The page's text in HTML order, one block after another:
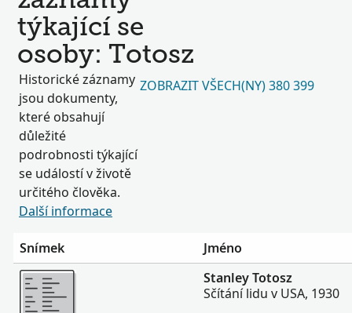
týkající se
osoby: Totosz
Historické záznamy
jsou dokumenty,
které obsahují
důležité
podrobnosti týkající
se událostí v životě
určitého člověka.
Další informace
ZOBRAZIT VŠECH(NY) 380 399
Snímek
Jméno
Více
Stanley Totosz
Sčítání lidu v USA, 1930